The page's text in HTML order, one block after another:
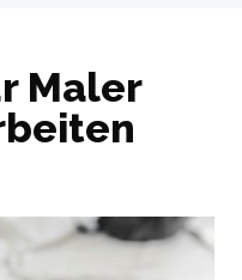
Maler